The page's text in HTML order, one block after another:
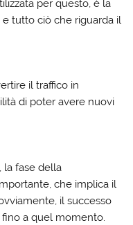
per questo, è la
e tutto ciò che riguarda il
il traffico in
di poter avere nuovi
la fase della
che implica il
il successo
a quel momento.